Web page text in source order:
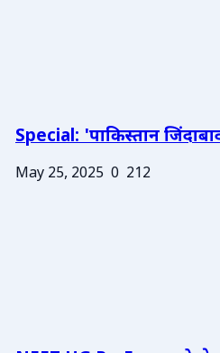
Special: 'पाकिस्तान
May 25, 2025 0 212